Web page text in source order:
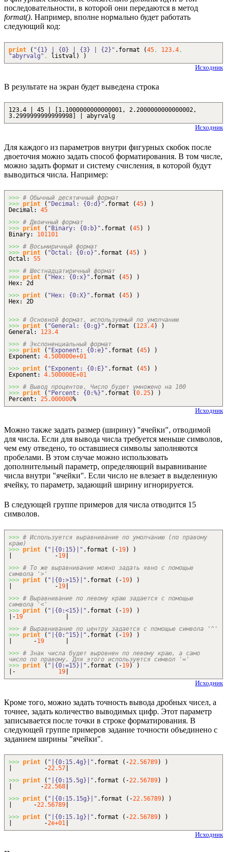
последовательности, в которой они передаются в метод
format(). Например, вполне нормально будет работать
следующий код:
print ( "{1} | {0} | {3} | {2}" . format (45 , 123.4 ,
"abyrvalg" , listval ) )
Исходник
В результате на экран будет выведена строка
123.4 | 45 | [1.1000000000000001, 2.2000000000000002,
3.2999999999999998] | abyrvalg
Исходник
Для каждого из параметров внутри фигурных скобок после
двоеточия можно задать способ форматирования. В том числе,
можно задать формат и систему счисления, в которой будут
выводиться числа. Например:
>>> # Обычный десятичный формат
>>> print ( "Decimal: {0:d}". format (45)
)
Decimal: 45
>>> # Двоичный формат
>>> print ( "Binary: {0:b}" . format (45)
)
Binary: 101101
>>> # Восьмиричный формат
>>> print ( "Octal: {0:o}" . format (45)
)
Octal: 55
>>> # Шестнадцатиричный формат
>>> print ( "Hex: {0:x}" . format (45)
)
Hex: 2d
>>> print ( "Hex: {0:X}" . format (45)
)
Hex: 2D
>>> # Основной формат, используемый по умолчанию
>>> print ( "General: {0:g}" . format ( 123.4)
)
General: 123.4
>>> # Экспоненциальный формат
>>> print ( "Exponent: {0:e}" . format (45)
)
Exponent: 4.500000e+01
>>> print ( "Exponent: {0:E}" . format (45)
)
Exponent: 4.500000E+01
>>> # Вывод процентов. Число будет умножено на 100
>>> print ( "Percent: {0:%}" . format (0.25)
)
Percent: 25.000000%
Исходник
Можно также задать размер (ширину) "ячейки", отводимой
для числа. Если для вывода числа требуется меньше символов,
чем ему отведено, то оставшиеся символы заполняются
пробелами. В этом случае можно использовать
дополнительный параметр, определяющий выравнивание
числа внутри "ячейки". Если число не влезает в выделенную
ячейку, то параметр, задающий ширину игнорируется.
В следующей группе примеров для числа отводится 15
символов.
>>> # Используется выравнивание по умолчанию (по правому
краю)
>>> print ( "|{0:15}|" . format ( -19)
)
| -19
>>> # То же выравнивание можно задать явно с помощью
символа '>'
>>> print ( "|{0:>15}|" . format ( -19)
)
| -19
>>> # Выравнивание по левому краю задается с помощью
символа '<'
>>> print ( "|{0:<15}|" . format ( -19)
)
|-19|
>>> # Выравнивание по центру задается с помощью символа '^'
>>> print ( "|{0:^15}|" . format ( -19)
)
| -19
>>> # Знак числа будет выровнен по левому краю, а само
число по правому. Для этого используется символ '='
>>> print ( "|{0:=15}|" . format ( -19)
)
|- 19
Исходник
Кроме того, можно задать точность вывода дробных чисел, а
точнее, задать количество выводимых цифр. Этот параметр
записывается после точки в строке форматирования. В
следующей группе примеров задание точности объединено с
заданием ширины "ячейки".
>>> print ( "|{0:15.4g}|" . format ( -22.56789)
)
| -22.57
>>> print ( "|{0:15.5g}|" . format ( -22.56789)
)
| -22.568
>>> print ( "|{0:15.15g}|" . format ( -22.56789)
)
| -22.56789
>>> print ( "|{0:15.1g}|" . format ( -22.56789)
)
| -2e+01
Исходник